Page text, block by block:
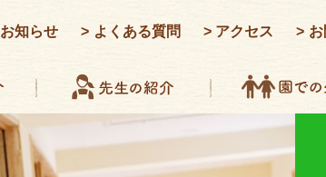
お知らせ よくある質問 アクセス